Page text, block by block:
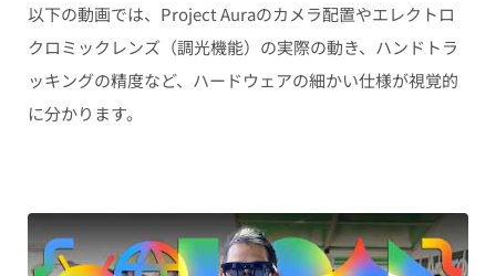
以下の動画では、Project Auraのカメラ配置やエレクトロ
クロミックレンズ（調光機能）の実際の動き、ハンドトラ
ッキングの精度など、ハードウェアの細かい仕様が視覚的
に分かります。